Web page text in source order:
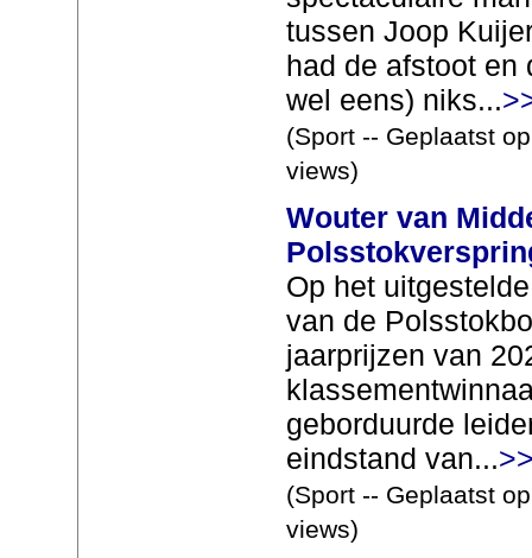
tussen Joop
had de afstoot en
wel eens) niks...
(Sport -- Geplaatst
views)
Wouter van
Op het
van de
jaarprijzen van
geborduurde
eindstand van...
(Sport -- Geplaatst
views)